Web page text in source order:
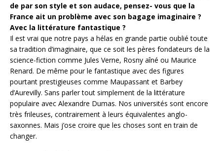
de par son style et son audace, pensez- vous que la
France ait un problème avec son bagage imaginaire ?
Avec la littérature fantastique ?
Il est vrai que notre pays a hélas en grande partie oublié toute
sa tradition d’imaginaire, que ce soit les pères fondateurs de la
science-fiction comme Jules Verne, Rosny aîné ou Maurice
Renard. De même pour le fantastique avec des figures
pourtant prestigieuses comme Maupassant et Barbey
d’Aurevilly. Sans parler tout simplement de la littérature
populaire avec Alexandre Dumas. Nos universités sont encore
très frileuses, contrairement à leurs équivalentes anglo-
saxonnes. Mais j’ose croire que les choses sont en train de
changer.